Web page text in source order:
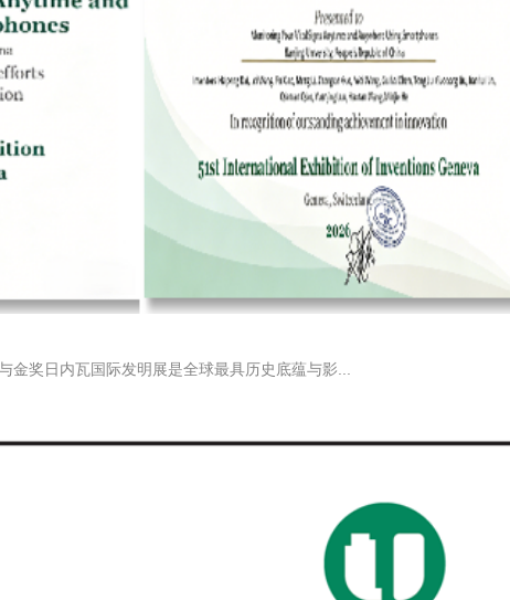
金奖日内瓦国际发明展是全球最具历史底蕴与影...